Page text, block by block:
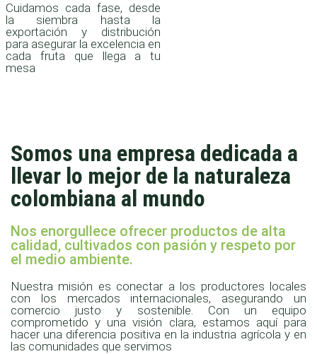
Cuidamos cada fase, desde
la siembra hasta la
exportación y distribución
para asegurar la excelencia en
cada fruta que llega a tu
mesa
Somos una empresa dedicada a
llevar lo mejor de la naturaleza
colombiana al mundo
Nos enorgullece ofrecer productos de alta
calidad, cultivados con pasión y respeto por
el medio ambiente.
Nuestra misión es conectar a los productores locales
con los mercados internacionales, asegurando un
comercio justo y sostenible. Con un equipo
comprometido y una visión clara, estamos aquí para
hacer una diferencia positiva en la industria agrícola y en
las comunidades que servimos